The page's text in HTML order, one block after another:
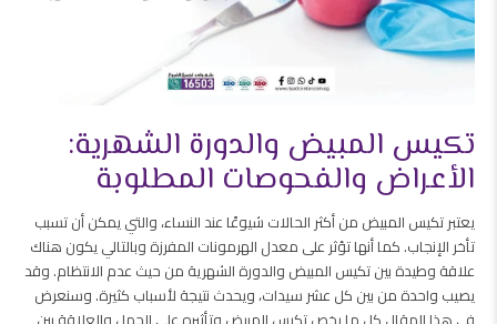
تكيس المبيض والدورة الشهرية:
الأعراض والفحوصات المطلوبة
يعتبر تكيس المبيض من أكثر الحالات شيوعًا عند النساء، والتي يمكن أن تسبب
تأخر الإنجاب. كما أنها تؤثر على معدل الهرمونات المفرزة وبالتالي يكون هناك
علاقة وطيدة بين تكيس المبيض والدورة الشهرية من حيث عدم الانتظام. وقد
يصيب واحدة من بين كل عشر سيدات، ويحدث نتيجة لأسباب كثيرة. وسنعرض